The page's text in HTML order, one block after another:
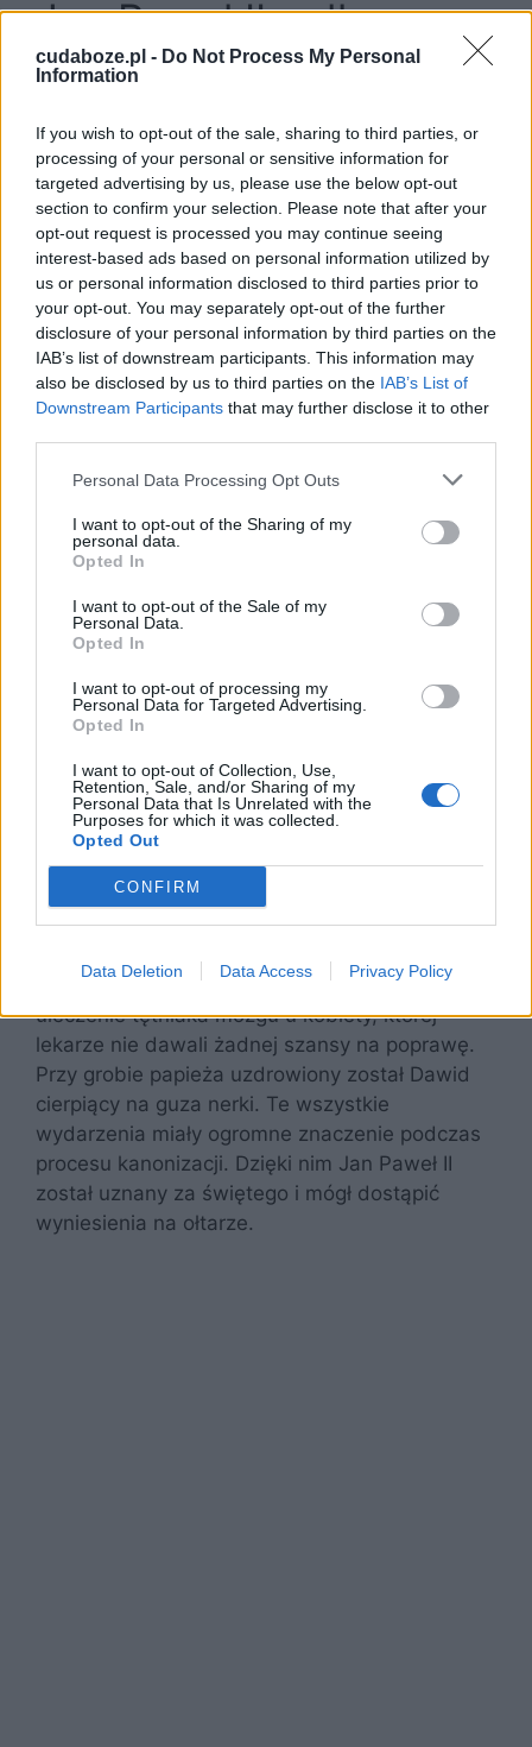
cudaboze.pl - Do Not Process My Personal
Information
If you wish to opt-out of the sale, sharing to third parties, or
processing of your personal or sensitive information for
targeted advertising by us, please use the below opt-out
section to confirm your selection. Please note that after your
opt-out request is processed you may continue seeing
interest-based ads based on personal information utilized by
us or personal information disclosed to third parties prior to
your opt-out. You may separately opt-out of the further
disclosure of your personal information by third parties on the
IAB’s list of downstream participants. This information may
also be disclosed by us to third parties on the IAB’s List of
Downstream Participants that may further disclose it to other
Personal Data Processing Opt Outs
I want to opt-out of the Sharing of my
personal data.
Opted In
I want to opt-out of the Sale of my
Personal Data.
Opted In
I want to opt-out of processing my
Personal Data for Targeted Advertising.
Opted In
I want to opt-out of Collection, Use,
Retention, Sale, and/or Sharing of my
Personal Data that Is Unrelated with the
Purposes for which it was collected.
Opted Out
CONFIRM
Data Deletion Data Access Privacy Policy
Jan Paweł II – dlaczego
został ogłoszony
świętym?
Jan Paweł II był człowiekiem, który przez całe
życie pozostawał blisko z Bogiem. Modlił się
podczas praktycznie każdej codziennej
czynności, a także był otwarty na słuchanie
Boga. Poświęcił mu swoje życie i był gotowy
podporządkować mu swoje postępowanie i
podążać zgodnie z drogą, którą Stwórca mu
wyznaczył. Papież na swoim klęczniku kładł
intencje przesyłane mu przez ludzi z różnych
zakątków świata. Brał je pod uwagę podczas
swoich rozmów z Bogiem i prosił go o
Cechą, z którą Jan Paweł jest kojarzony przez
wszystkich katolików, jest zdolność do
przebaczenia. Po przeżytym zamachu, bez
zastanowienia był w stanie wybaczyć
zamachowcowi wzorując się na postępowaniu
Jezusa. Jesień życia papieża była usłana
przyjmował swój los – nawet gdy nie był w
stanie mówić, czy przełykać śliny.
Jan Paweł II mógł zostać uznany za świętego
dzięki temu, że za jego pośrednictwem
dokonały się różnorodne cuda. m.in uzdrowił
parkinsona. Najbardziej znane jest jednak
uleczenie tętniaka mózgu u kobiety, której
lekarze nie dawali żadnej szansy na poprawę.
Przy grobie papieża uzdrowiony został Dawid
cierpiący na guza nerki. Te wszystkie
wydarzenia miały ogromne znaczenie podczas
procesu kanonizacji. Dzięki nim Jan Paweł II
został uznany za świętego i mógł dostąpić
wyniesienia na ołtarze.